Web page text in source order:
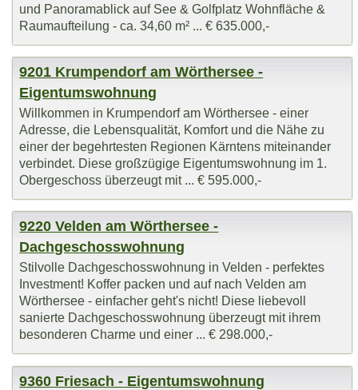
und Panoramablick auf See & Golfplatz Wohnfläche &
Raumaufteilung - ca. 34,60 m² ... € 635.000,-
9201 Krumpendorf am Wörthersee -
Eigentumswohnung
Willkommen in Krumpendorf am Wörthersee - einer
Adresse, die Lebensqualität, Komfort und die Nähe zu
einer der begehrtesten Regionen Kärntens miteinander
verbindet. Diese großzügige Eigentumswohnung im 1.
Obergeschoss überzeugt mit ... € 595.000,-
9220 Velden am Wörthersee -
Dachgeschosswohnung
Stilvolle Dachgeschosswohnung in Velden - perfektes
Investment! Koffer packen und auf nach Velden am
Wörthersee - einfacher geht's nicht! Diese liebevoll
sanierte Dachgeschosswohnung überzeugt mit ihrem
besonderen Charme und einer ... € 298.000,-
9360 Friesach - Eigentumswohnung